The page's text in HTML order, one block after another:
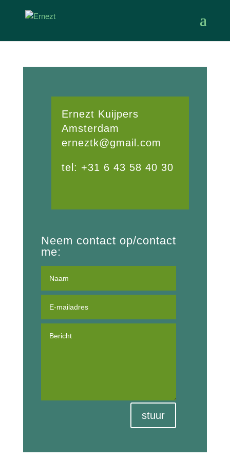
Ernezt Kuijpers
Amsterdam
erneztk@gmail.com
tel: +31 6 43 58 40 30
Neem contact op/contact
me:
stuur